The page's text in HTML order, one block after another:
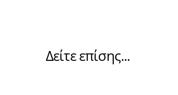
Δείτε επίσης...